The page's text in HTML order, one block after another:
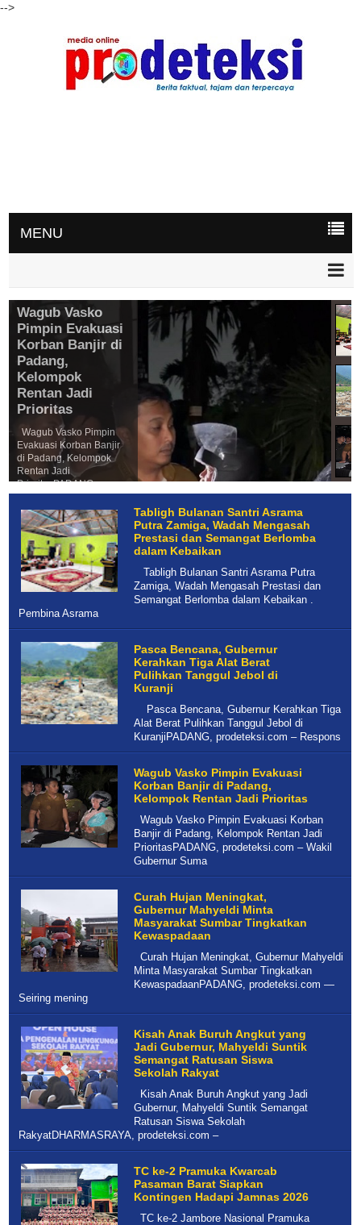
-->
MENU
Wagub Vasko
Pimpin Evakuasi
Korban Banjir di
Padang,
Kelompok
Rentan Jadi
Prioritas
Wagub Vasko Pimpin
Evakuasi Korban Banjir
di Padang, Kelompok
Rentan Jadi
PrioritasPADANG,
prodeteksi.com – Wakil
Gubernur Sumatera
Barat...
Tabligh Bulanan Santri Asrama
Putra Zamiga, Wadah Mengasah
Prestasi dan Semangat Berlomba
dalam Kebaikan
Tabligh Bulanan Santri Asrama Putra
Zamiga, Wadah Mengasah Prestasi dan
Semangat Berlomba dalam Kebaikan .
Pembina Asrama
Pasca Bencana, Gubernur
Kerahkan Tiga Alat Berat
Pulihkan Tanggul Jebol di
Kuranji
Pasca Bencana, Gubernur Kerahkan Tiga
Alat Berat Pulihkan Tanggul Jebol di
KuranjiPADANG, prodeteksi.com – Respons
Wagub Vasko Pimpin Evakuasi
Korban Banjir di Padang,
Kelompok Rentan Jadi Prioritas
Wagub Vasko Pimpin Evakuasi Korban
Banjir di Padang, Kelompok Rentan Jadi
PrioritasPADANG, prodeteksi.com – Wakil
Gubernur Suma
Curah Hujan Meningkat,
Gubernur Mahyeldi Minta
Masyarakat Sumbar Tingkatkan
Kewaspadaan
Curah Hujan Meningkat, Gubernur Mahyeldi
Minta Masyarakat Sumbar Tingkatkan
KewaspadaanPADANG, prodeteksi.com —
Seiring mening
Kisah Anak Buruh Angkut yang
Jadi Gubernur, Mahyeldi Suntik
Semangat Ratusan Siswa
Sekolah Rakyat
Kisah Anak Buruh Angkut yang Jadi
Gubernur, Mahyeldi Suntik Semangat
Ratusan Siswa Sekolah
RakyatDHARMASRAYA, prodeteksi.com –
TC ke-2 Pramuka Kwarcab
Pasaman Barat Siapkan
Kontingen Hadapi Jamnas 2026
TC ke-2 Jambore Nasional Pramuka